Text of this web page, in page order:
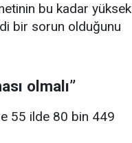
bu kadar yüksek
bir sorun olduğunu
olmalı”
55 ilde 80 bin 449